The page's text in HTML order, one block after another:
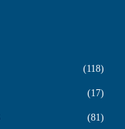
118
17
81